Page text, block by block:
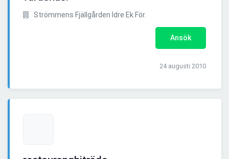
Strömmens Fjällgården Idre Ek.För.
Ansök
24 augusti 2010